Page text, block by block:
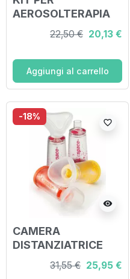
AEROSOLTERAPIA
PERFECTA CON
AMPOLLA MEFAR
22,50 € 20,13 €
Aggiungi al carrello
-18%
visibility
favorite_border
CAMERA
DISTANZIATRICE
PER EROGATORI
SPRAY PREDOSATI
31,55 € 25,95 €